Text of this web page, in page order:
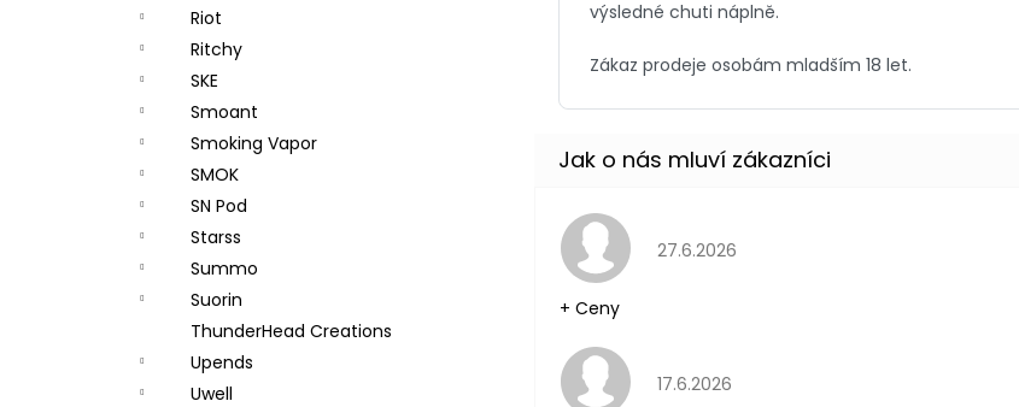
Riot
Ritchy
SKE
Smoant
Smoking Vapor
SMOK
SN Pod
Starss
Summo
Suorin
ThunderHead Creations
Upends
Uwell
Hodnocení obchodu je 5 z 5 hvězdiček.
27.6.2026
+ Ceny
Hodnocení obchodu je 5 z 5 hvězdiček.
17.6.2026